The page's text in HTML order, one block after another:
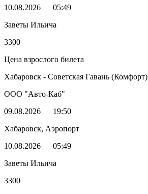
10.08.2026
05:49
Заветы Ильича
3300
Цена взрослого билета
Хабаровск - Советская Гавань (Комфорт)
ООО "Авто-Каб"
09.08.2026
19:50
Хабаровск, Аэропорт
10.08.2026
05:49
Заветы Ильича
3300